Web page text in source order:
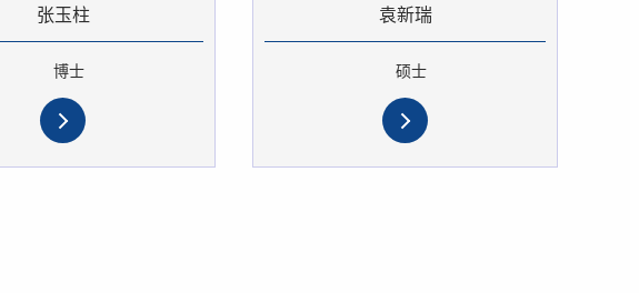
张玉柱
博士
袁新瑞
硕士